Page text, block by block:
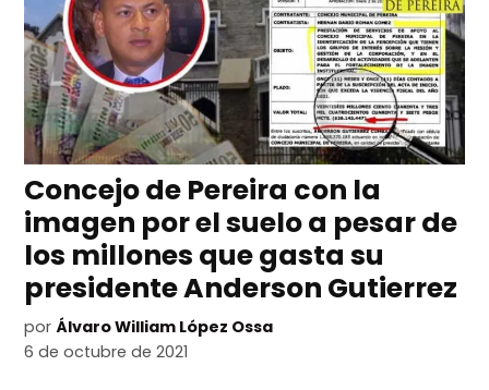
Concejo de Pereira con la
imagen por el suelo a pesar de
los millones que gasta su
presidente Anderson Gutierrez
por Álvaro William López Ossa
6 de octubre de 2021